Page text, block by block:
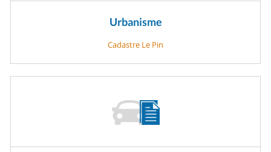
Urbanisme
Cadastre Le Pin